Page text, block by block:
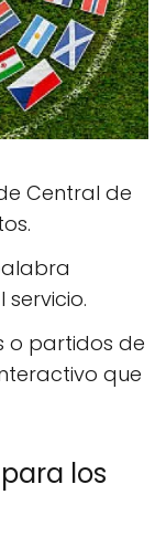
Central de
servicio.
o partidos de
que
los